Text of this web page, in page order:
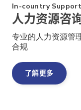
In-country Support
人力资源咨
专业的人力资源管
合规
了解更多